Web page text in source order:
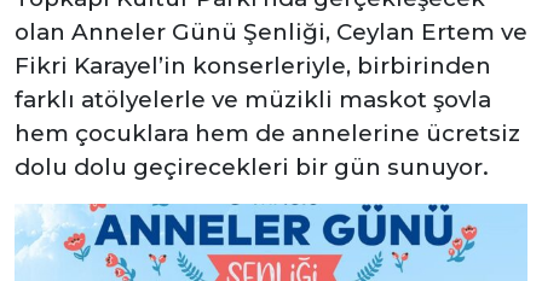
olan Anneler Günü Şenliği, Ceylan Ertem ve
Fikri Karayel’in konserleriyle, birbirinden
farklı atölyelerle ve müzikli maskot şovla
hem çocuklara hem de annelerine ücretsiz
dolu dolu geçirecekleri bir gün sunuyor.